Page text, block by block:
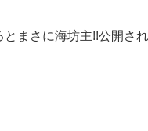
まさに海坊主!!公開さ